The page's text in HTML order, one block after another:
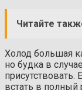
Читайте
Холод большая
но будка в
встать в